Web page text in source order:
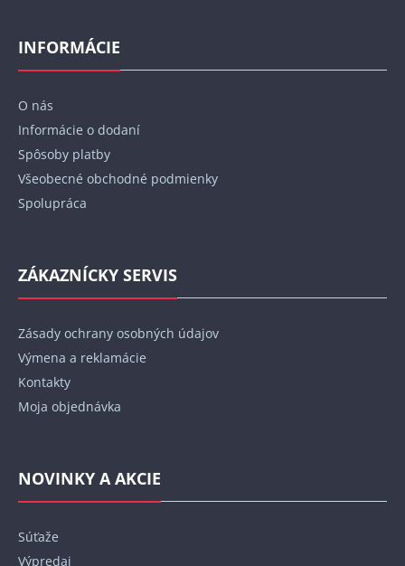
INFORMÁCIE
O nás
Informácie o dodaní
Spôsoby platby
Všeobecné obchodné podmienky
Spolupráca
ZÁKAZNÍCKY SERVIS
Zásady ochrany osobných údajov
Výmena a reklamácie
Kontakty
Moja objednávka
NOVINKY A AKCIE
Súťaže
Výpredaj